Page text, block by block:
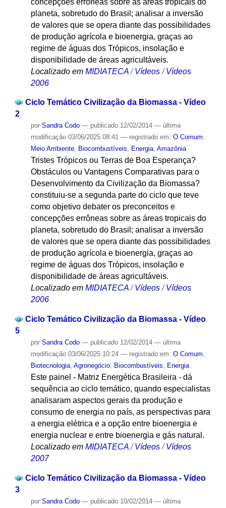
planeta, sobretudo do Brasil; analisar a inversão
de valores que se opera diante das possibilidades
de produção agrícola e bioenergia, graças ao
regime de águas dos Trópicos, insolação e
disponibilidade de áreas agricultáveis.
Localizado em MIDIATECA /Vídeos /Vídeos
2006
Ciclo Temático Civilização da Biomassa - Vídeo
2
por Sandra Codo — publicado12/02/2014 — última
modificação03/06/2025 08:41 — registrado em: O Comum,
Meio Ambiente, Biocombustíveis, Energia, Amazônia
Tristes Trópicos ou Terras de Boa Esperança?
Obstáculos ou Vantagens Comparativas para o
Desenvolvimento da Civilização da Biomassa?
constituiu-se a segunda parte do ciclo que teve
como objetivo debater os preconceitos e
concepções errôneas sobre as áreas tropicais do
planeta, sobretudo do Brasil; analisar a inversão
de valores que se opera diante das possibilidades
de produção agrícola e bioenergia, graças ao
regime de águas dos Trópicos, insolação e
disponibilidade de áreas agricultáveis.
Localizado em MIDIATECA / Vídeos / Vídeos
2006
Ciclo Temático Civilização da Biomassa - Vídeo
5
por Sandra Codo — publicado12/02/2014 — última
modificação03/06/2025 10:24 — registrado em: O Comum,
Biotecnologia, Agronegócio, Biocombustíveis, Energia
Este painel - Matriz Energética Brasileira - dá
sequência ao ciclo temático, quando especialistas
analisaram aspectos gerais da produção e
consumo de energia no país, as perspectivas para
a energia elétrica e a opção entre bioenergia e
energia nuclear e entre bioenergia e gás natural.
Localizado em MIDIATECA /Vídeos /Vídeos
2007
Ciclo Temático Civilização da Biomassa - Vídeo
3
por Sandra Codo — publicado10/02/2014 — última